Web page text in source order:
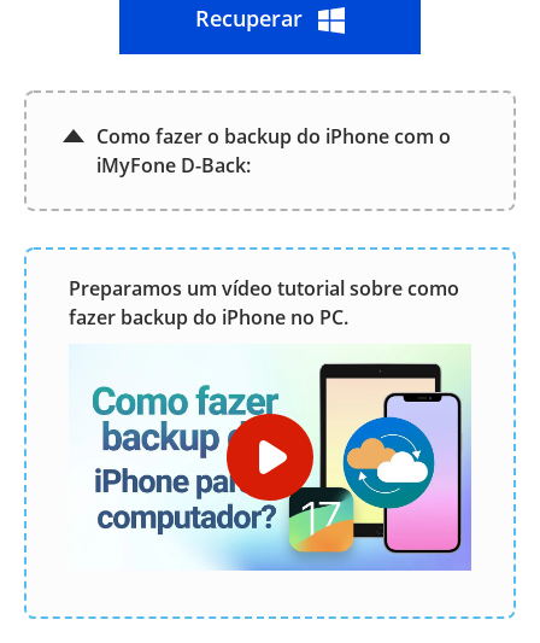
Recuperar
Como fazer o backup do iPhone com o
iMyFone D-Back:
Preparamos um vídeo tutorial sobre como
fazer backup do iPhone no PC.